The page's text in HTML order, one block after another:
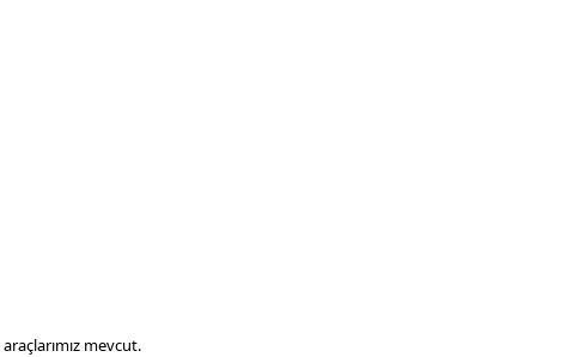
mevcut.